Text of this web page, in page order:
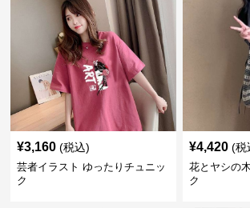
¥3,160 (税込)
芸者イラスト ゆったりチュニッ
ク
¥4,420 (税
花とヤシの
ク